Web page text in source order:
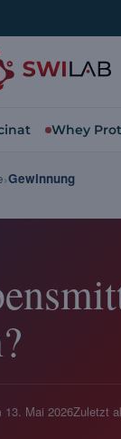
Whey
13. Mai 2026Zuletzt
Gewinnung